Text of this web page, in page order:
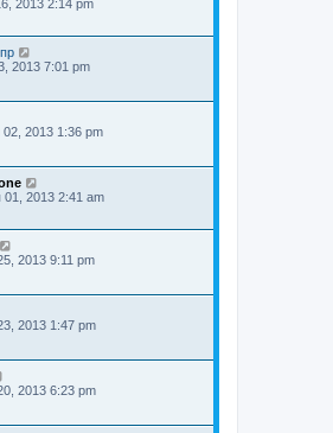
2013 2:14 pm
2013 7:01 pm
2013 1:36 pm
01, 2013 2:41 am
2013 9:11 pm
2013 1:47 pm
2013 6:23 pm